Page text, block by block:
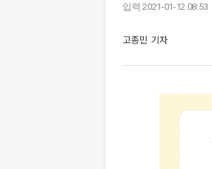
입력 2021-01-12 08:53
고종민 기자